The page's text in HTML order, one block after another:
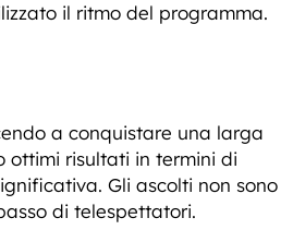
il ritmo del programma.
a conquistare una larga
ottimi risultati in termini di
Gli ascolti non sono
di telespettatori.